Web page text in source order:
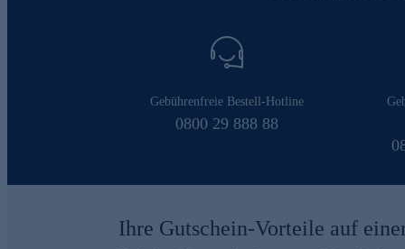
Gebührenfreie Bestell-Hotline
0800 29 888 88
Ihre Gutschein-Vorteile auf